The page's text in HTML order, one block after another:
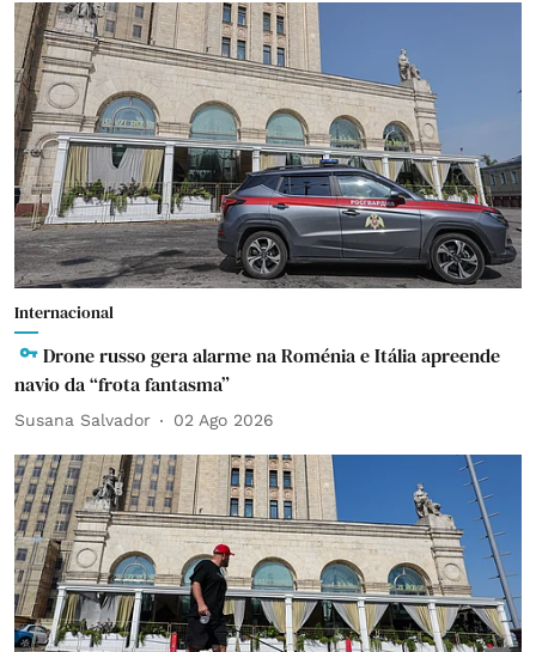
Internacional
Drone russo gera alarme na Roménia e Itália apreende
navio da “frota fantasma”
Susana Salvador 02 Ago 2026